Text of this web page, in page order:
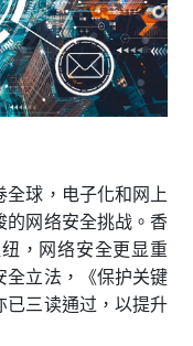
球，电子化和网上
的网络安全挑战。香
，网络安全更显重
立法，《保护关键
三读通过，以提升